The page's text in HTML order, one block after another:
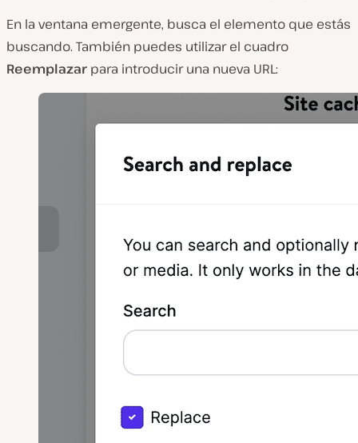
En la ventana emergente, busca el elemento que estás
buscando. También puedes utilizar el cuadro
Reemplazar para introducir una nueva URL: